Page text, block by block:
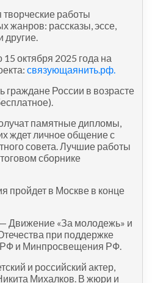
работы
жанров: рассказы, эссе,
другие.
октября 2025 года на
связующаянить.рф.
граждане России в возрасте
памятные дипломы,
ждет личное общение с
совета. Лучшие работы
сборнике
пройдет в Москве в конце
Движение «За молодежь» и
при поддержке
и Минпросвещения РФ.
и российский актер,
Михалков. В жюри и